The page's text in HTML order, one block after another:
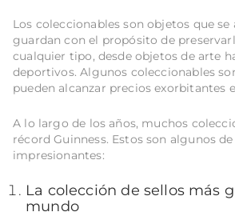
Los coleccionables son objetos que se
guardan con el propósito de
cualquier tipo, desde objetos de arte
deportivos. Algunos coleccionables
pueden alcanzar precios exorbitantes
A lo largo de los años, muchos
récord Guinness. Estos son algunos
impresionantes:
La colección de sellos más
mundo